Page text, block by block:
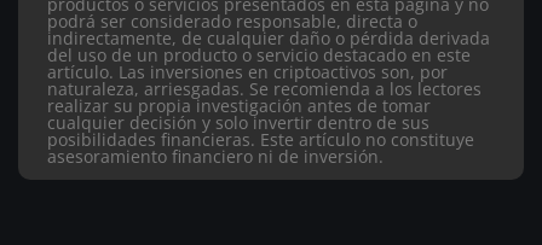
productos o servicios presentados en esta página y no
podrá ser considerado responsable, directa o
indirectamente, de cualquier daño o pérdida derivada
del uso de un producto o servicio destacado en este
artículo. Las inversiones en criptoactivos son, por
naturaleza, arriesgadas. Se recomienda a los lectores
realizar su propia investigación antes de tomar
cualquier decisión y solo invertir dentro de sus
posibilidades financieras. Este artículo no constituye
asesoramiento financiero ni de inversión.